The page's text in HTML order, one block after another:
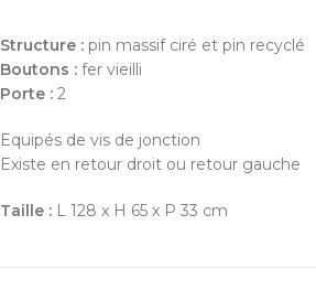
Structure : pin massif ciré et pin recyclé
Boutons : fer vieilli
Porte : 2
Equipés de vis de jonction
Existe en retour droit ou retour gauche
Taille : L 128 x H 65 x P 33 cm